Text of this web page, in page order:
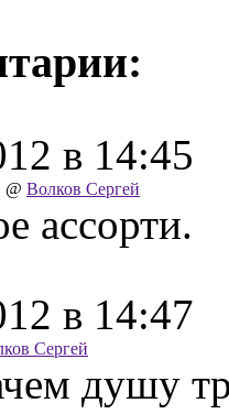
в 14:45
@ Волков Сергей
ассорти.
в 14:47
Сергей
душу